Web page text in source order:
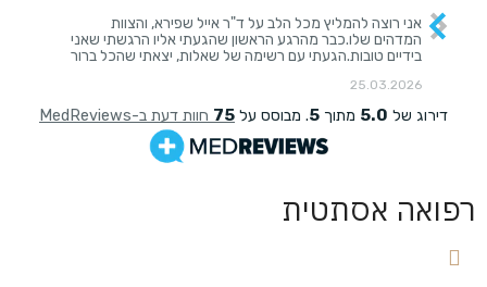
רפואה אסתטית